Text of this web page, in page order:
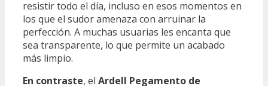
resistir todo el día, incluso en esos momentos en
los que el sudor amenaza con arruinar la
perfección. A muchas usuarias les encanta que
sea transparente, lo que permite un acabado
más limpio.
En contraste, el Ardell Pegamento de